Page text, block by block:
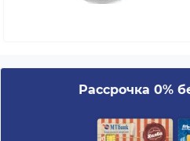
Рассрочка 0%